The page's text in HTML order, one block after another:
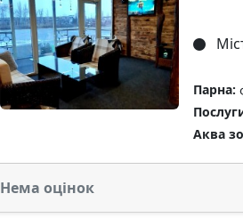
Парна:
Аква
Нема оцінок